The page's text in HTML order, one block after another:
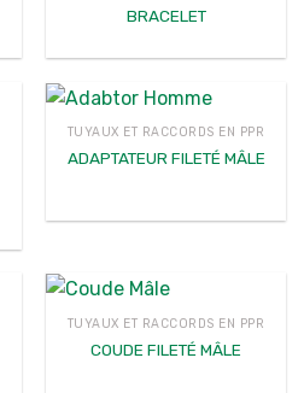
BRACELET
TUYAUX ET RACCORDS EN PPR
ADAPTATEUR FILETÉ MÂLE
TUYAUX ET RACCORDS EN PPR
COUDE FILETÉ MÂLE